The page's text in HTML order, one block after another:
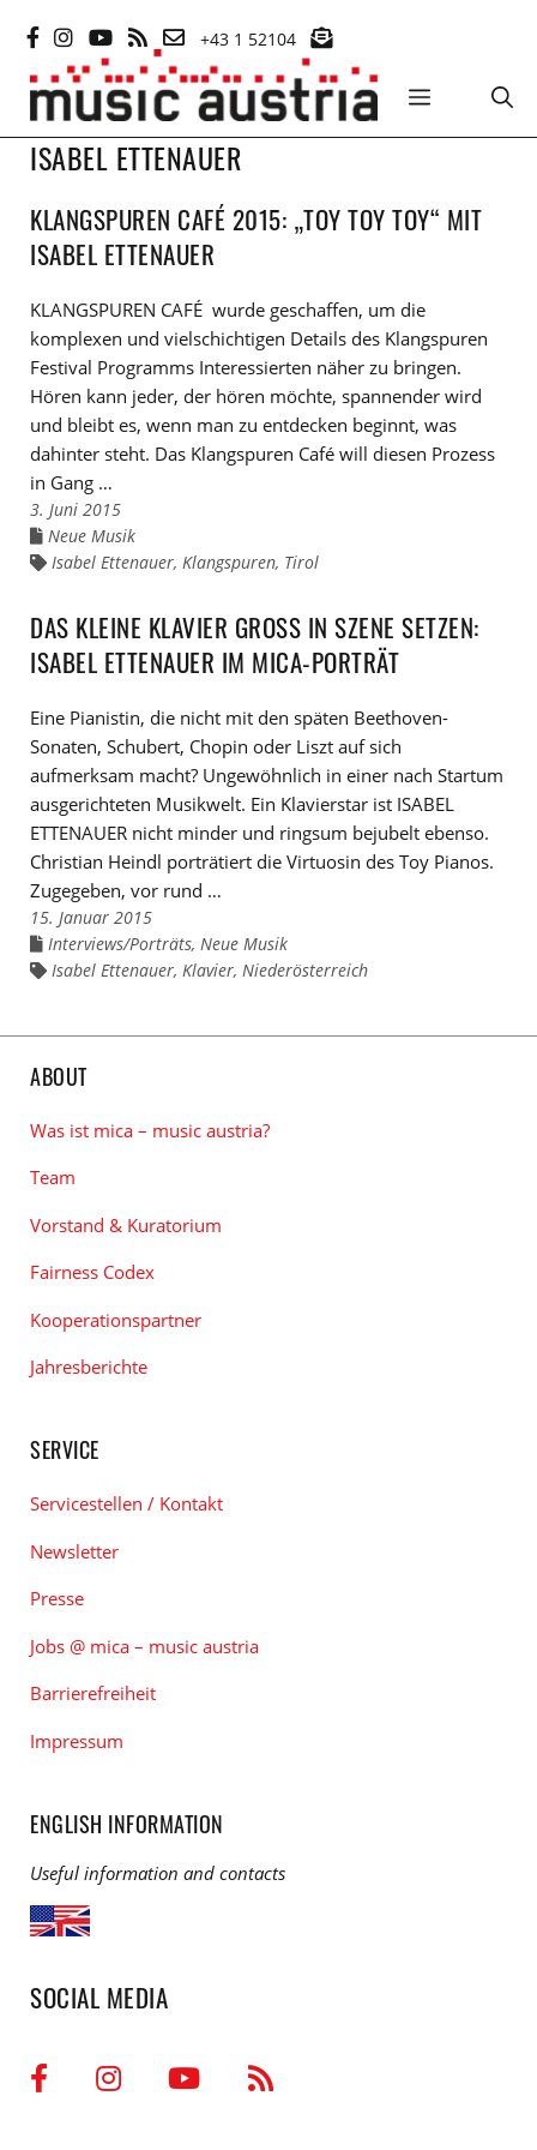
Inhalt
springen
+43 1 52104
MENÜ
ISABEL ETTENAUER
KLANGSPUREN CAFÉ 2015: „TOY TOY TOY“ MIT
ISABEL ETTENAUER
KLANGSPUREN CAFÉ wurde geschaffen, um die
komplexen und vielschichtigen Details des Klangspuren
Festival Programms Interessierten näher zu bringen.
Hören kann jeder, der hören möchte, spannender wird
und bleibt es, wenn man zu entdecken beginnt, was
dahinter steht. Das Klangspuren Café will diesen Prozess
in Gang …
3. Juni 2015
Links
den
Neue Musik
Links
Isabel Ettenauer, Klangspuren, Tirol
DAS KLEINE KLAVIER GROSS IN SZENE SETZEN: I
SABEL ETTENAUER IM MICA-PORTRÄT
Eine Pianistin, die nicht mit den späten Beethoven-
Sonaten, Schubert, Chopin oder Liszt auf sich
aufmerksam macht? Ungewöhnlich in einer nach Startum
ausgerichteten Musikwelt. Ein Klavierstar ist ISABEL
ETTENAUER nicht minder und ringsum bejubelt ebenso.
Christian Heindl porträtiert die Virtuosin des Toy Pianos.
Zugegeben, vor rund …
15. Januar 2015
Links
den
Interviews/Porträts, Neue Musik
Links
Isabel Ettenauer, Klavier, Niederösterreich
ABOUT
Was ist mica – music austria?
Team
Vorstand & Kuratorium
Fairness Codex
Kooperationspartner
Jahresberichte
SERVICE
Servicestellen / Kontakt
Newsletter
Presse
Jobs @ mica – music austria
Barrierefreiheit
Impressum
ENGLISH INFORMATION
Useful information and contacts
SOCIAL MEDIA